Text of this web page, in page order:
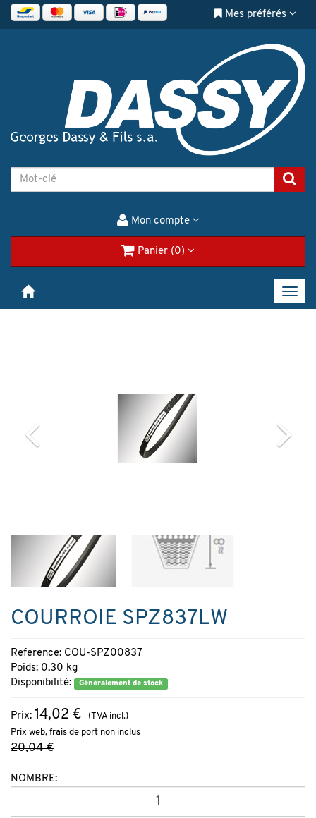
Mes préférés
Mon compte
Panier (0)
COURROIE SPZ837LW
Reference: COU-SPZ00837
Poids: 0,30 kg
Disponibilité:
Généralement de stock
Prix: 14,02 €
(TVA incl.)
Prix web, frais de port non inclus
20,04 €
NOMBRE: